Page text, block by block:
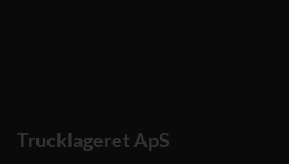
Trucklageret ApS